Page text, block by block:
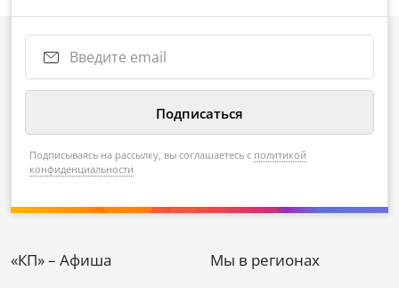
Подписываясь на рассылку, вы соглашаетесь с политикой
конфиденциальности
«КП» – Афиша Мы в регионах